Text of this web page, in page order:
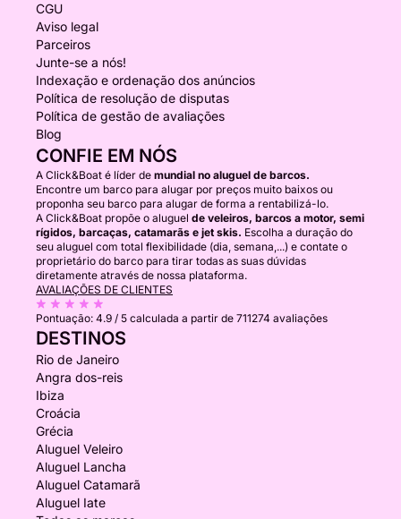
CGU
Aviso legal
Parceiros
Junte-se a nós!
Indexação e ordenação dos anúncios
Política de resolução de disputas
Política de gestão de avaliações
Blog
CONFIE EM NÓS
A Click&Boat é líder de mundial no aluguel de barcos.
Encontre um barco para alugar por preços muito baixos ou
proponha seu barco para alugar de forma a rentabilizá-lo.
A Click&Boat propõe o aluguel de veleiros, barcos a motor, semi
rígidos, barcaças, catamarãs e jet skis. Escolha a duração do
seu aluguel com total flexibilidade (dia, semana,...) e contate o
proprietário do barco para tirar todas as suas dúvidas
diretamente através de nossa plataforma.
AVALIAÇÕES DE CLIENTES
Pontuação: 4.9 / 5 calculada a partir de 711274 avaliações
DESTINOS
Rio de Janeiro
Angra dos-reis
Ibiza
Croácia
Grécia
Aluguel Veleiro
Aluguel Lancha
Aluguel Catamarã
Aluguel Iate